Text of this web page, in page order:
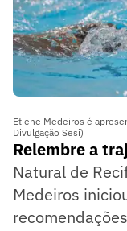
Etiene Medeiros é
Divulgação Sesi)
Relembre a
Natural de
Medeiros